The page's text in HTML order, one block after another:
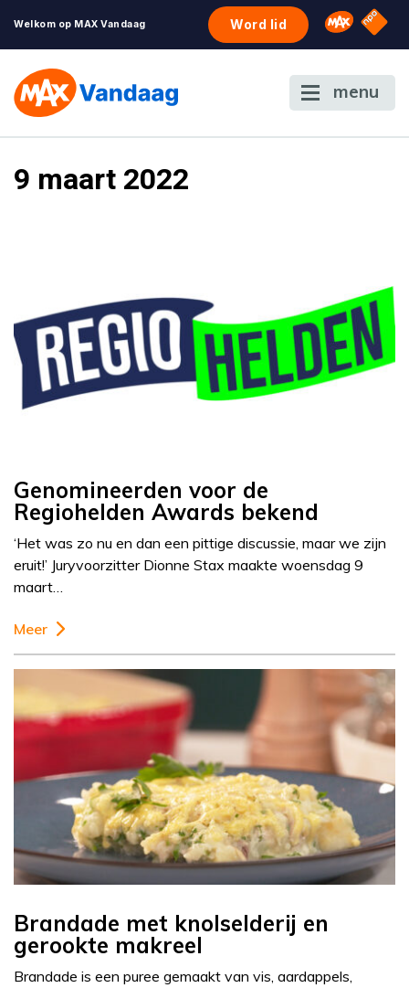
Welkom op MAX Vandaag Word lid Omroep
NPO
menu
9 maart 2022
Genomineerden voor de
Regiohelden Awards bekend
‘Het was zo nu en dan een pittige discussie, maar we zijn
eruit!’ Juryvoorzitter Dionne Stax maakte woensdag 9
maart…
Meer
Brandade met knolselderij en
gerookte makreel
Brandade is een puree gemaakt van vis, aardappels,